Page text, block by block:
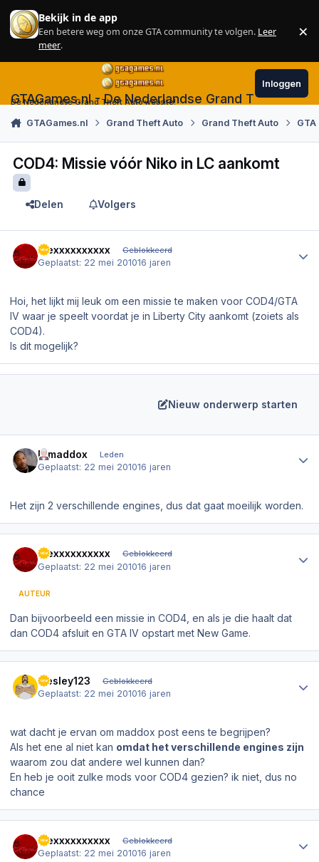
Skip to content
Bekijk in de app
Een betere weg om onze GTA community te volgen. Leer
meer.
×
GTAGames.nl - De Nederlandse Grand Theft Auto
De Nederlandse Grand Theft Auto website!
Inloggen
GTAGames.nl Grand Theft Auto Grand Theft Auto
COD4: Missie vóór Niko in LC aankomt
Delen Volgers
Alexxxxxxxxxx Geblokkeerd
Geplaatst: 22 mei 201016 jaren
Hoi, het lijkt mij leuk om een missie te maken voor COD4/GTA
IV waar je speelt voordat je in Liberty City aankomt (zoiets als
COD4).
Is dit mogelijk?
Nieuw onderwerp starten
Djmaddox Leden
Geplaatst: 22 mei 201016 jaren
Het zijn 2 verschillende engines, dus dat gaat moeilijk worden.
Alexxxxxxxxxx Geblokkeerd
Geplaatst: 22 mei 201016 jaren
AUTEUR
Dan bijvoorbeeld een missie in COD4, en als je die haalt dat
dan COD4 afsluit en GTA IV opstart met New Game.
wesley123 Geblokkeerd
Geplaatst: 22 mei 201016 jaren
wat dacht je ervan om maddox post eens te begrijpen?
Als het ene al niet kan omdat het verschillende engines zijn
waarom zou dat andere wel kunnen dan?
En heb je ooit zulke mods voor COD4 gezien? ik niet, dus no
chance
Alexxxxxxxxxx Geblokkeerd
Geplaatst: 22 mei 201016 jaren